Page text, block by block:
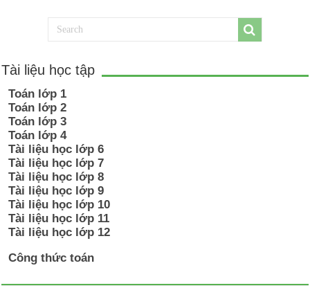
Tài liệu học tập
Toán lớp 1
Toán lớp 2
Toán lớp 3
Toán lớp 4
Tài liệu học lớp 6
Tài liệu học lớp 7
Tài liệu học lớp 8
Tài liệu học lớp 9
Tài liệu học lớp 10
Tài liệu học lớp 11
Tài liệu học lớp 12
Công thức toán